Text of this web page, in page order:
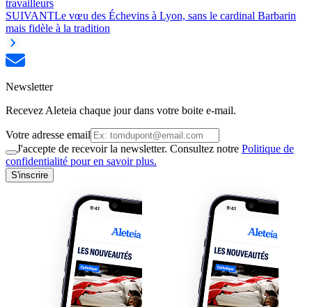
travailleurs
SUIVANTLe vœu des Échevins à Lyon, sans le cardinal Barbarin
mais fidèle à la tradition
Newsletter
Recevez Aleteia chaque jour dans votre boite e-mail.
Votre adresse email
J'accepte de recevoir la newsletter. Consultez notre Politique de
confidentialité pour en savoir plus.
S'inscrire